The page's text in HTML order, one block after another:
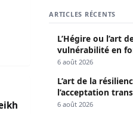
Dieng au tribunal de Dakar
ARTICLES RÉCENTS
L’Hégire ou l’art
vulnérabilité en
6 août 2026
L’art de la
l’acceptation
opportunités
6 août 2026